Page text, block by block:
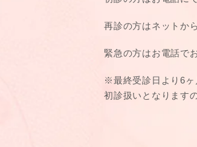
再診の方はネットか
緊急の方はお電話で
※最終受診日より6ヶ
初診扱いとなります